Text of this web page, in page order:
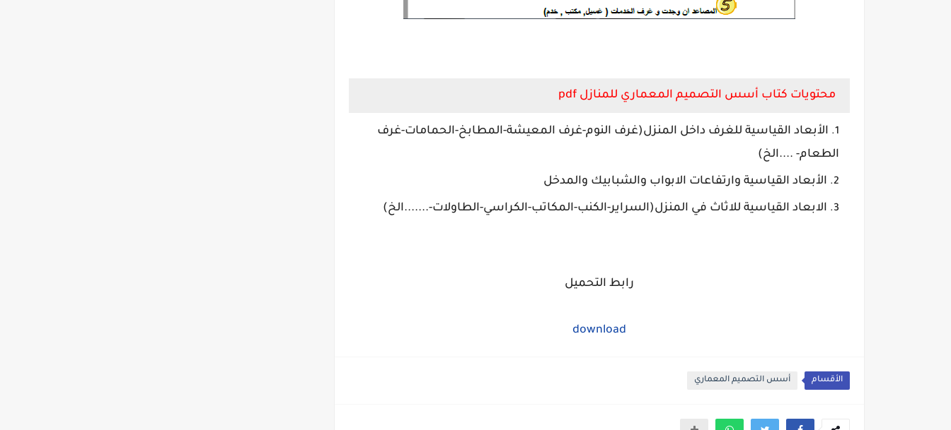
محتويات كتاب أسس التصميم المعماري للمنازل pdf
الأبعاد القياسية للغرف داخل المنزل(غرف النوم-غرف المعيشة-المطابخ-الحمامات-غرف
الطعام- ....الخ)
الأبعاد القياسية وارتفاعات الابواب والشبابيك والمدخل
الابعاد القياسية للاثاث في المنزل(السراير-الكنب-المكاتب-الكراسي-الطاولات-.......الخ)
رابط التحميل
download
الأقسام أسس التصميم المعماري